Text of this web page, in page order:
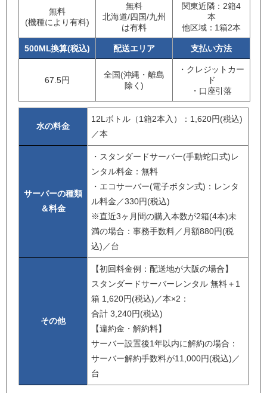
無料
(機種により有料)
無料
北海道/四国/九州
は有料
関東近隣：2箱4
本
他区域：1箱2本
500ML換算(税込) 配送エリア 支払い方法
67.5円
全国(沖縄・離島
除く)
・クレジットカー
ド
・口座引落
水の料金
12Lボトル（1箱2本入）：1,620円(税込)
／本
サーバーの種類
＆料金
・スタンダードサーバー(手動蛇口式)レ
ンタル料金：無料
・エコサーバー(電子ボタン式)：レンタ
ル料金／330円(税込)
※直近3ヶ月間の購入本数が2箱(4本)未
満の場合：事務手数料／月額880円(税
込)／台
その他
【初回料金例：配送地が大阪の場合】
スタンダードサーバーレンタル 無料＋1
箱 1,620円(税込)／本×2：
合計 3,240円(税込)
【違約金・解約料】
サーバー設置後1年以内に解約の場合：
サーバー解約手数料が11,000円(税込)／
台